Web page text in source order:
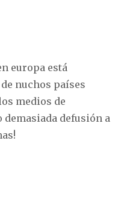
europa está
nuchos países
medios de
defusión a